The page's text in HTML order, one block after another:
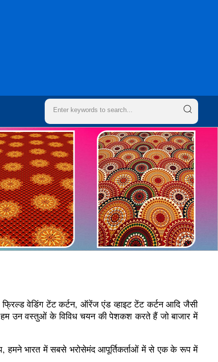
फ्रिल्ड वेडिंग टेंट कर्टन, ऑरेंज एंड व्हाइट टेंट कर्टन आदि जैसी
हैं। हम उन वस्तुओं के विविध चयन की पेशकश करते हैं जो बाजार में
हमने भारत में सबसे भरोसेमंद आपूर्तिकर्ताओं में से एक के रूप में